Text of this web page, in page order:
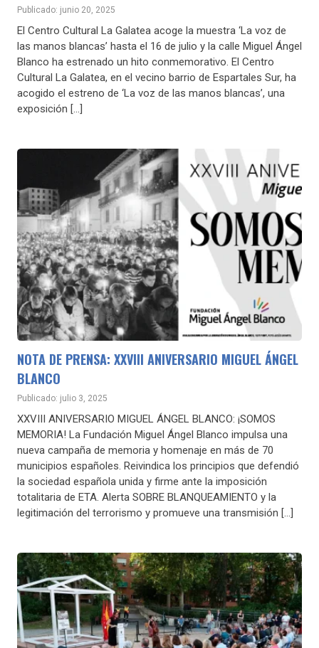
Publicado: junio 20, 2025
El Centro Cultural La Galatea acoge la muestra ‘La voz de
las manos blancas’ hasta el 16 de julio y la calle Miguel Ángel
Blanco ha estrenado un hito conmemorativo. El Centro
Cultural La Galatea, en el vecino barrio de Espartales Sur, ha
acogido el estreno de ‘La voz de las manos blancas’, una
exposición […]
NOTA DE PRENSA: XXVIII ANIVERSARIO MIGUEL ÁNGEL
BLANCO
Publicado: julio 3, 2025
XXVIII ANIVERSARIO MIGUEL ÁNGEL BLANCO: ¡SOMOS
MEMORIA! La Fundación Miguel Ángel Blanco impulsa una
nueva campaña de memoria y homenaje en más de 70
municipios españoles. Reivindica los principios que defendió
la sociedad española unida y firme ante la imposición
totalitaria de ETA. Alerta SOBRE BLANQUEAMIENTO y la
legitimación del terrorismo y promueve una transmisión […]